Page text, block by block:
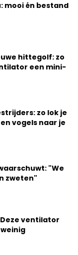
mooi én bestand
hittegolf: zo
een mini-
zo lok je
vogels naar je
"We
zweten"
ventilator